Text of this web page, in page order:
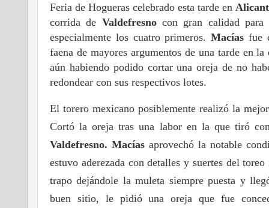
Feria de Hogueras celebrado esta tarde en
corrida de Valdefresnocon gran calidad para
especialmente los cuatro primeros.Macías fue
faena de mayores argumentos de una tarde en
aún habiendo podido cortar una oreja de no
redondear con sus respectivos lotes.
El torero mexicano posiblemente realizó la
Cortó la oreja tras una labor en la que tiró
Valdefresno. Macíasaprovechó la notable
estuvo aderezada con detalles y suertes del
trapo dejándole la muleta siempre puesta y
buen sitio, le pidió una oreja que fue